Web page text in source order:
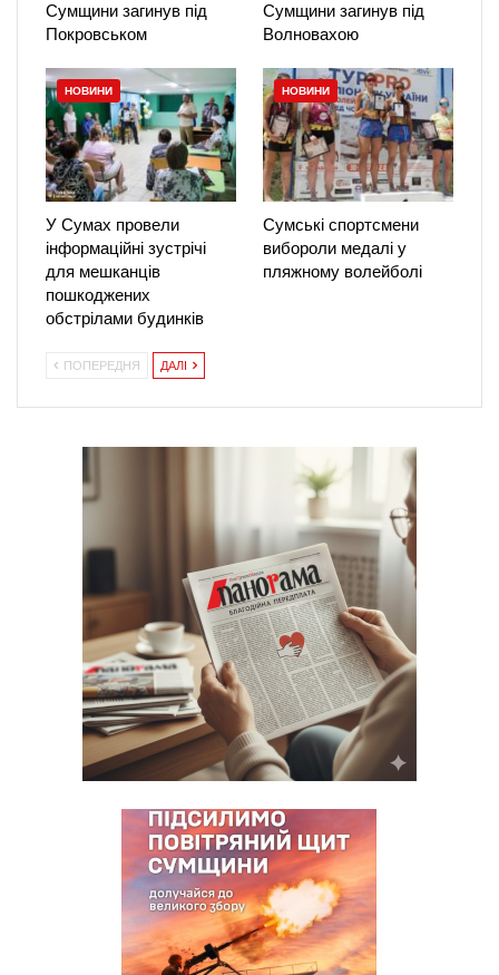
Сумщини загинув під
Покровськом
Сумщини загинув під
Волновахою
НОВИНИ
У Сумах провели
інформаційні зустрічі
для мешканців
пошкоджених
обстрілами будинків
НОВИНИ
Сумські спортсмени
вибороли медалі у
пляжному волейболі
ПОПЕРЕДНЯ ДАЛІ